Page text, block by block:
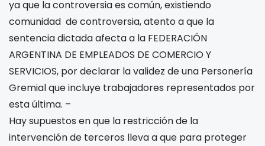
ya que la controversia es común, existiendo
comunidad de controversia, atento a que la
sentencia dictada afecta a la FEDERACIÓN
ARGENTINA DE EMPLEADOS DE COMERCIO Y
SERVICIOS, por declarar la validez de una Personería
Gremial que incluye trabajadores representados por
esta última. –
Hay supuestos en que la restricción de la
intervención de terceros lleva a que para proteger